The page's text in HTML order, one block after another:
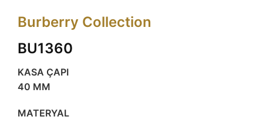
Burberry Collection
BU1360
KASA ÇAPI
40 MM
MATERYAL